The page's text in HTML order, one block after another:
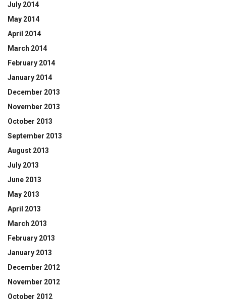
July 2014
May 2014
April 2014
March 2014
February 2014
January 2014
December 2013
November 2013
October 2013
September 2013
August 2013
July 2013
June 2013
May 2013
April 2013
March 2013
February 2013
January 2013
December 2012
November 2012
October 2012